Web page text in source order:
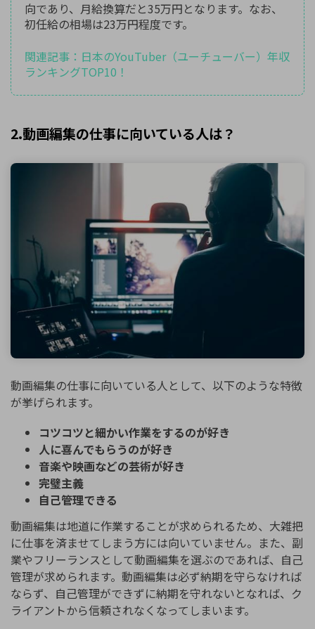
向であり、月給換算だと35万円となります。なお、
初任給の相場は23万円程度です。
関連記事：日本のYouTuber（ユーチューバー）年収
ランキングTOP10！
2.動画編集の仕事に向いている人は？
動画編集の仕事に向いている人として、以下のような特徴
が挙げられます。
コツコツと細かい作業をするのが好き
人に喜んでもらうのが好き
音楽や映画などの芸術が好き
完璧主義
自己管理できる
動画編集は地道に作業することが求められるため、大雑把
に仕事を済ませてしまう方には向いていません。また、副
業やフリーランスとして動画編集を選ぶのであれば、自己
管理が求められます。動画編集は必ず納期を守らなければ
ならず、自己管理ができずに納期を守れないとなれば、ク
ライアントから信頼されなくなってしまいます。